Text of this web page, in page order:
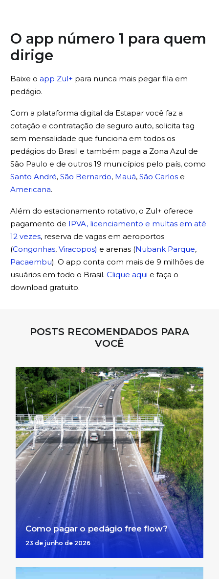
O app número 1 para quem
dirige
Baixe o app Zul+ para nunca mais pegar fila em
pedágio.
Com a plataforma digital da Estapar você faz a
cotação e contratação de seguro auto, solicita tag
sem mensalidade que funciona em todos os
pedágios do Brasil e também paga a Zona Azul de
São Paulo e de outros 19 municípios pelo país, como
Santo André, São Bernardo, Mauá, São Carlos e
Americana.
Além do estacionamento rotativo, o Zul+ oferece
pagamento de IPVA, licenciamento e multas em até
12 vezes, reserva de vagas em aeroportos
(Congonhas, Viracopos) e arenas (Nubank Parque,
Pacaembu). O app conta com mais de 9 milhões de
usuários em todo o Brasil. Clique aqui e faça o
download gratuito.
POSTS RECOMENDADOS PARA
VOCÊ
Como pagar o pedágio free flow?
23 de junho de 2026